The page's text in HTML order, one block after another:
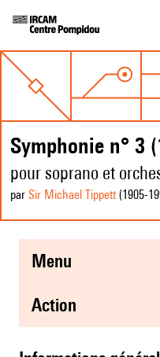
Symphonie n° 3
pour soprano et
par Sir Michael Tippett(1905-
menu
action